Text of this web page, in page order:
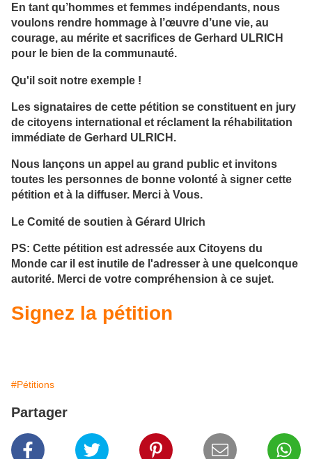
En tant qu’hommes et femmes indépendants, nous
voulons rendre hommage à l’œuvre d’une vie, au
courage, au mérite et sacrifices de Gerhard ULRICH
pour le bien de la communauté.
Qu'il soit notre exemple !
Les signataires de cette pétition se constituent en jury
de citoyens international et réclament la réhabilitation
immédiate de Gerhard ULRICH.
Nous lançons un appel au grand public et invitons
toutes les personnes de bonne volonté à signer cette
pétition et à la diffuser. Merci à Vous.
Le Comité de soutien à Gérard Ulrich
PS: Cette pétition est adressée aux Citoyens du
Monde car il est inutile de l'adresser à une quelconque
autorité. Merci de votre compréhension à ce sujet.
Signez la pétition
#Pétitions
Partager